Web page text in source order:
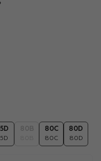
80C
80C
80D
80D